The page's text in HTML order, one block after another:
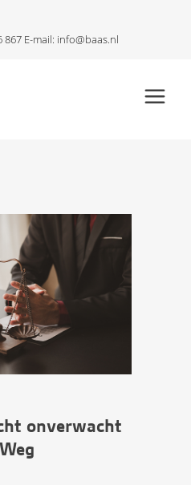
867 E-mail: info@baas.nl
onverwacht